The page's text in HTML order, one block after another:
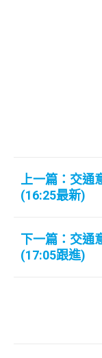
上一篇：交
(16:25最新)
下一篇：交通
(17:05跟進)